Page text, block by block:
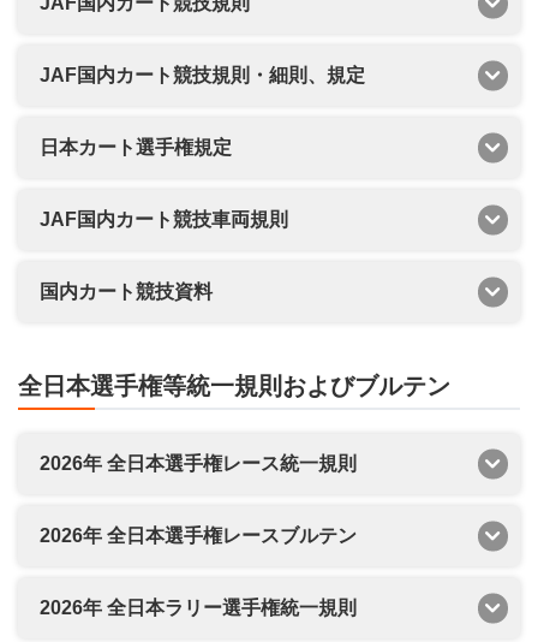
JAF国内カート競技規則・細則、規定
日本カート選手権規定
JAF国内カート競技車両規則
国内カート競技資料
全日本選手権等統一規則およびブルテン
2026年 全日本選手権レース統一規則
2026年 全日本選手権レースブルテン
2026年 全日本ラリー選手権統一規則